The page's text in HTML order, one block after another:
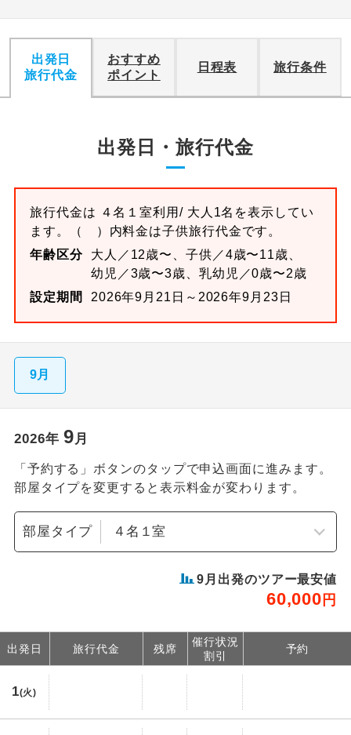
出発日
旅行代金
おすすめ
ポイント
日程表 旅行条件
出発日・旅行代金
旅行代金は ４名１室利用/ 大人1名を表示してい
ます。
（ ）内料金は子供旅行代金です。
年齢区分
大人／12歳〜、子供／4歳〜11歳、
幼児／3歳〜3歳、乳幼児／0歳〜2歳
設定期間
2026年9月21日～2026年9月23日
9月
2026年 9 月
「予約する」ボタンのタップで申込画面に進みます。
部屋タイプを変更すると表示料金が変わります。
部屋タイプ
9 月出発のツアー最安値
60,000 円
出発日 旅行代金 残席
催行状況
割引
予約
1(火)